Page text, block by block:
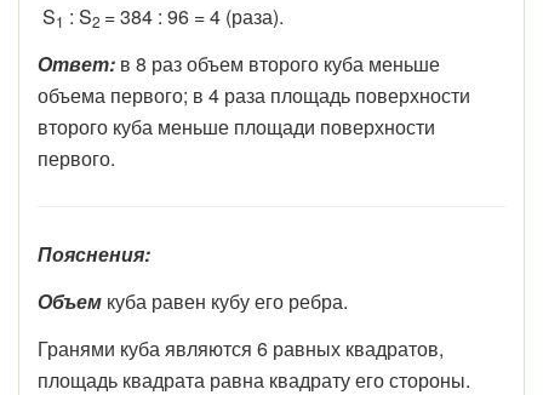
S1 : S2 = 384 : 96 = 4 (раза).
Ответ: в 8 раз объем второго куба меньше
объема первого; в 4 раза площадь поверхности
второго куба меньше площади поверхности
первого.
Пояснения:
Объем куба равен кубу его ребра.
Гранями куба являются 6 равных квадратов,
площадь квадрата равна квадрату его стороны.